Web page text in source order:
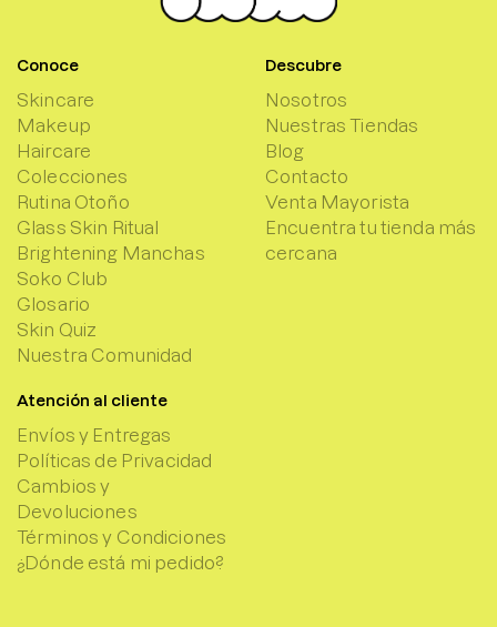
Conoce
Skincare
Makeup
Haircare
Colecciones
Rutina Otoño
Glass Skin Ritual
Brightening Manchas
Soko Club
Glosario
Skin Quiz
Nuestra Comunidad
Descubre
Nosotros
Nuestras Tiendas
Blog
Contacto
Venta Mayorista
Encuentra tu tienda más
cercana
Atención al cliente
Envíos y Entregas
Políticas de Privacidad
Cambios y
Devoluciones
Términos y Condiciones
¿Dónde está mi pedido?